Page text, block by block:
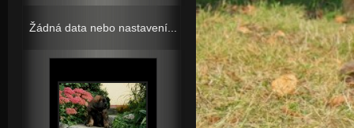
Žádná data nebo nastavení...